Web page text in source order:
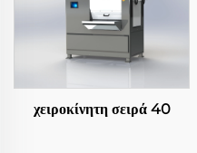
χειροκίνητη σειρά 40